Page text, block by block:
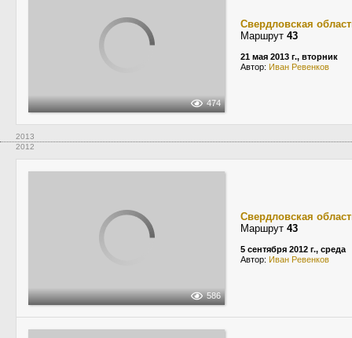
474
Свердловская
Маршрут 43
21 мая 2013 г., вторник
Автор: Иван Ревенков
2013
2012
586
Свердловская
Маршрут 43
5 сентября 2012 г., среда
Автор: Иван Ревенков